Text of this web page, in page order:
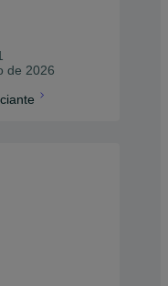
de 2026